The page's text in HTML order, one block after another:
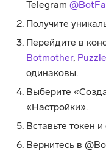
Telegram
Получите
Перейдите в
Botmother,
одинаковы.
Выберите
«Настройки».
Вставьте токен
Вернитесь в